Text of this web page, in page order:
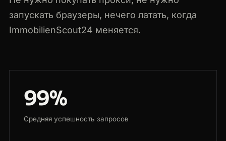
запускать браузеры, нечего латать, когда
ImmobilienScout24 меняется.
99%
Средняя успешность запросов